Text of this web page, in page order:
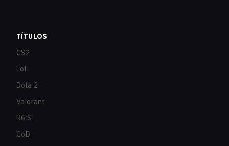
TÍTULOS
CS2
LoL
Dota 2
Valorant
R6:S
CoD